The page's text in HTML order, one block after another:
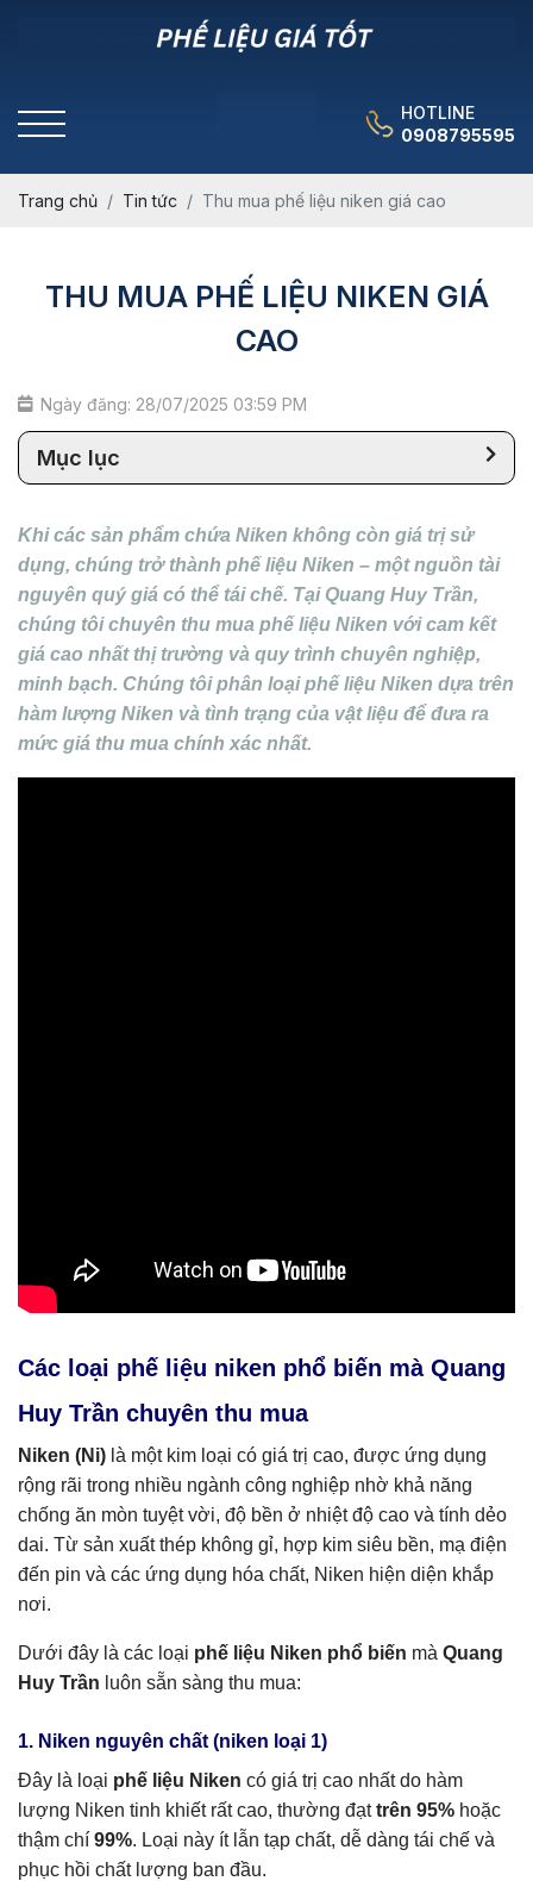
HOTLINE
0908795595
Trang chủ Tin tức Thu mua phế liệu niken giá cao
THU MUA PHẾ LIỆU NIKEN GIÁ
CAO
Ngày đăng: 28/07/2025 03:59 PM
Mục lục
Khi các sản phẩm chứa Niken không còn giá trị sử
dụng, chúng trở thành phế liệu Niken – một nguồn tài
nguyên quý giá có thể tái chế. Tại Quang Huy Trần,
chúng tôi chuyên thu mua phế liệu Niken với cam kết
giá cao nhất thị trường và quy trình chuyên nghiệp,
minh bạch. Chúng tôi phân loại phế liệu Niken dựa trên
hàm lượng Niken và tình trạng của vật liệu để đưa ra
mức giá thu mua chính xác nhất.
Các loại phế liệu niken phổ biến mà Quang
Huy Trần chuyên thu mua
Niken (Ni) là một kim loại có giá trị cao, được ứng dụng
rộng rãi trong nhiều ngành công nghiệp nhờ khả năng
chống ăn mòn tuyệt vời, độ bền ở nhiệt độ cao và tính dẻo
dai. Từ sản xuất thép không gỉ, hợp kim siêu bền, mạ điện
đến pin và các ứng dụng hóa chất, Niken hiện diện khắp
nơi.
Dưới đây là các loại phế liệu Niken phổ biến mà Quang
Huy Trần luôn sẵn sàng thu mua:
1. Niken nguyên chất (niken loại 1)
Đây là loại phế liệu Niken có giá trị cao nhất do hàm
lượng Niken tinh khiết rất cao, thường đạttrên 95% hoặc
thậm chí 99%. Loại này ít lẫn tạp chất, dễ dàng tái chế và
phục hồi chất lượng ban đầu.